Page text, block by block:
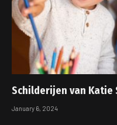
Schilderijen van Katie
January 6, 2024